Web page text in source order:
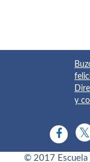
y
© 2017 Escuela